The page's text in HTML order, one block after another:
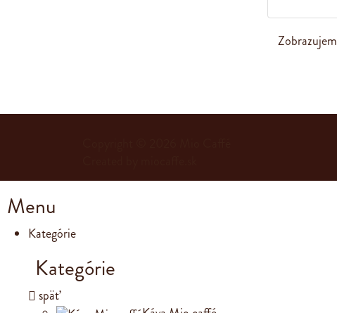
Zobrazujem
Menu
Kategórie
Kategórie
späť